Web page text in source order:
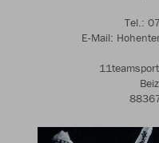
Tel.:
E-Mail: